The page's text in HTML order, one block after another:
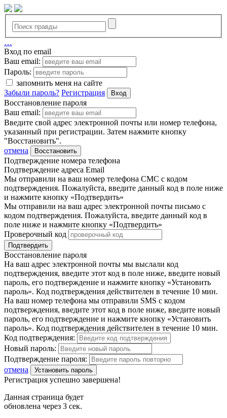
…
Вход по email
Ваш email:
Пароль:
запомнить меня на сайте
Забыли пароль? Регистрация Вход
Восстановление пароля
Ваш email:
Введите свой адрес электронной почты или номер телефона,
указанный при регистрации. Затем нажмите кнопку
"Восстановить".
отмена
Восстановить
Подтверждение номера телефона
Подтверждение адреса Email
Мы отправили на ваш номер телефона СМС с кодом
подтверждения. Пожалуйста, введите данный код в поле ниже
и нажмите кнопку «Подтвердить»
Мы отправили на ваш адрес электронной почты письмо с
кодом подтверждения. Пожалуйста, введите данный код в
поле ниже и нажмите кнопку «Подтвердить»
Проверочный код
Подтвердить
Восстановление пароля
На ваш адрес электронной почты мы выслали код
подтверждения, введите этот код в поле ниже, введите новый
пароль, его подтверждение и нажмите кнопку «Установить
пароль». Код подтверждения действителен в течение 10 мин.
На ваш номер телефона мы отправили SMS с кодом
подтверждения, введите этот код в поле ниже, введите новый
пароль, его подтверждение и нажмите кнопку «Установить
пароль». Код подтверждения действителен в течение 10 мин.
Код подтверждения:
Новый пароль:
Подтверждение пароля:
отмена
Установить пароль
Регистрация успешно завершена!
Данная страница будет
обновлена через 3 сек.